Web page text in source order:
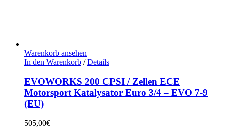
Warenkorb ansehen
In den Warenkorb / Details
EVOWORKS 200 CPSI / Zellen ECE
Motorsport Katalysator Euro 3/4 – EVO 7-9
(EU)
505,00€